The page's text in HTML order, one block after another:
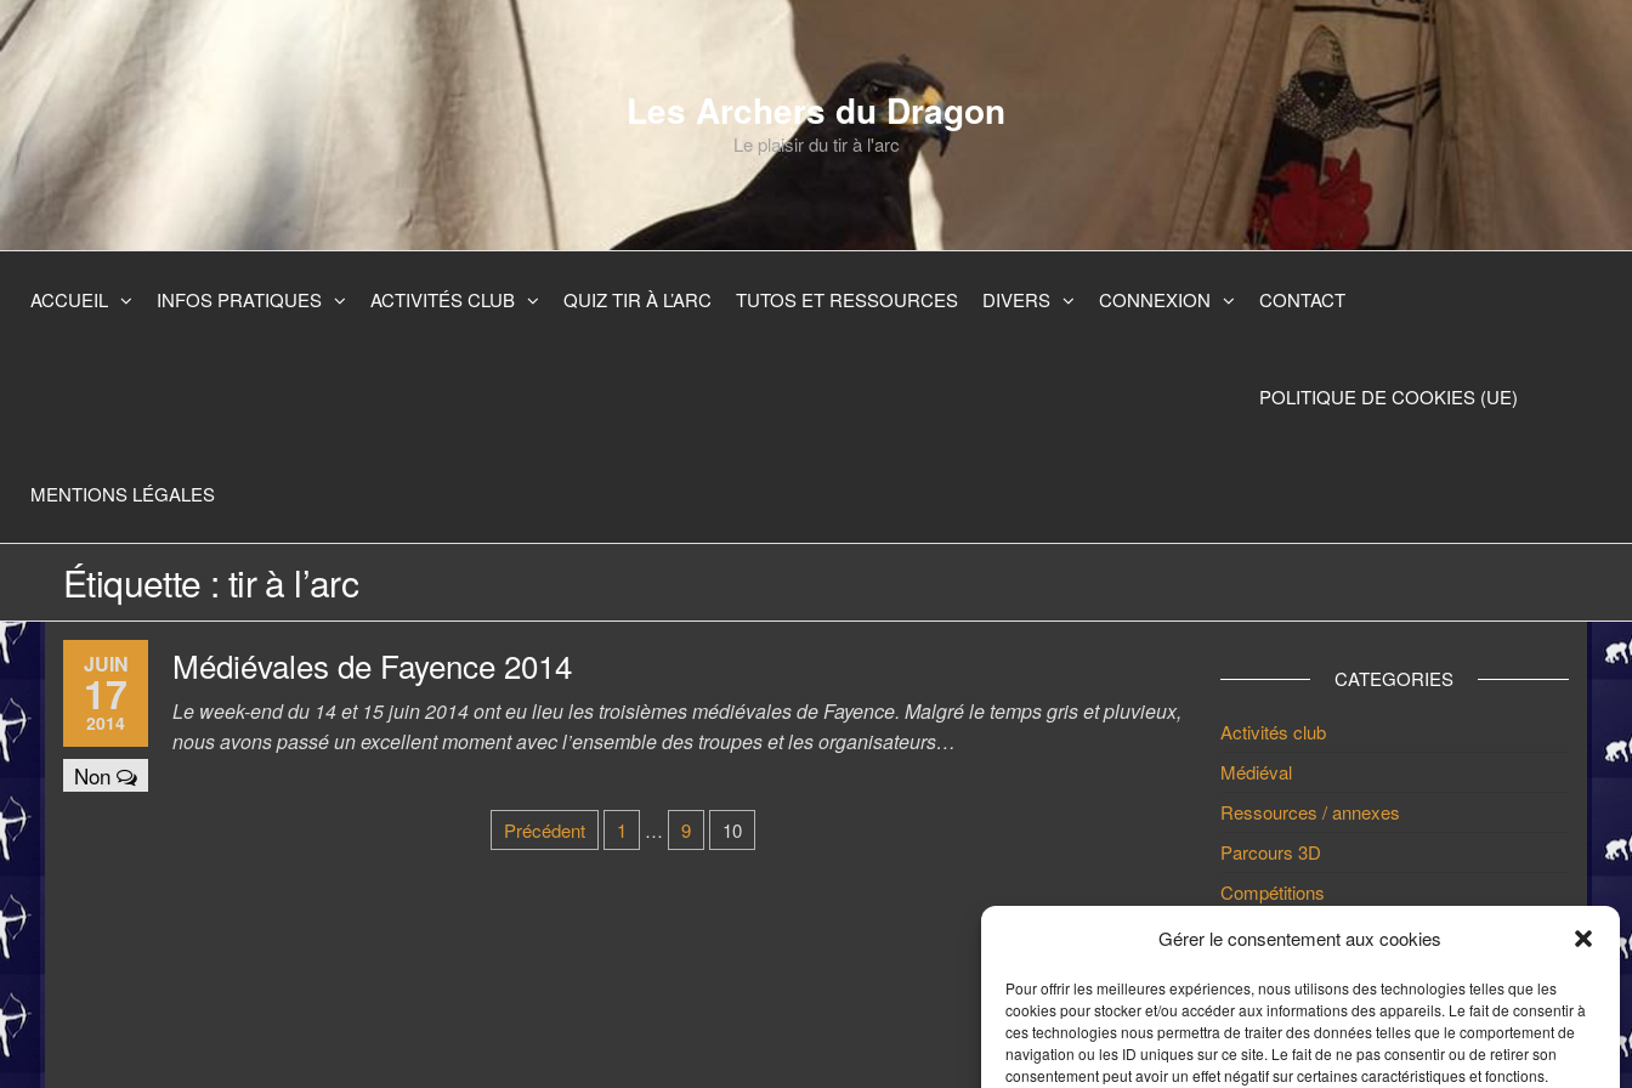
Gérer le consentement aux cookies
Pour offrir les meilleures expériences, nous utilisons des technologies telles que les
cookies pour stocker et/ou accéder aux informations des appareils. Le fait de consentir à
ces technologies nous permettra de traiter des données telles que le comportement de
navigation ou les ID uniques sur ce site. Le fait de ne pas consentir ou de retirer son
consentement peut avoir un effet négatif sur certaines caractéristiques et fonctions.
Skip
to
content
Les Archers du Dragon
Le plaisir du tir à l'arc
ACCUEIL INFOS PRATIQUES ACTIVITÉS CLUB QUIZ TIR À L’ARC TUTOS ET RESSOURCES DIVERS CONNEXION CONTACT
POLITIQUE DE COOKIES (UE)
MENTIONS LÉGALES
Étiquette : tir à l’arc
JUIN
17
2014
Non
Médiévales de Fayence 2014
Le week-end du 14 et 15 juin 2014 ont eu lieu les troisièmes médiévales de Fayence. Malgré le temps gris et pluvieux,
nous avons passé un excellent moment avec l’ensemble des troupes et les organisateurs…
Précédent 1 … 9 10
CATEGORIES
Activités club
Médiéval
Ressources / annexes
Parcours 3D
Compétitions
Divers
LIENS UTILES